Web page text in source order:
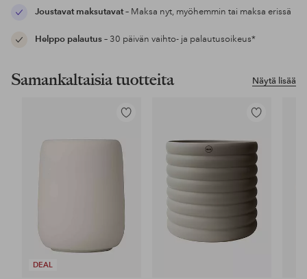
Joustavat maksutavat– Maksa nyt, myöhemmin tai maksa erissä
Helppo palautus– 30 päivän vaihto- ja palautusoikeus*
Näytä lisää
Samankaltaisia tuotteita
DEAL
Lisää
Lisää